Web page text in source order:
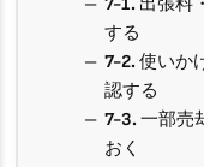
する
7-2. 使いか
認する
7-3. 一部売
おく